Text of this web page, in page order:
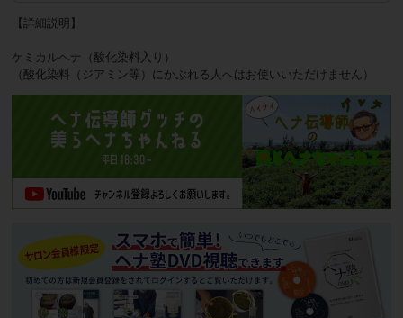
【詳細説明】
ケミカルヘナ（酸化染料入り）
（酸化染料（ジアミン等）にかぶれる人へはお使いいただけません）